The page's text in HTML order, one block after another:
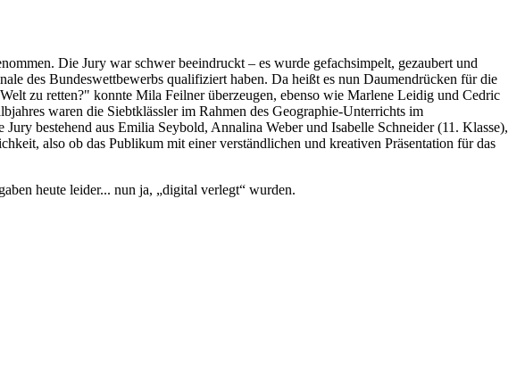
Die Jury war schwer beeindruckt – es wurde gefachsimpelt, gezaubert und
des Bundeswettbewerbs qualifiziert haben. Da heißt es nun Daumendrücken für die
zu retten?" konnte Mila Feilner überzeugen, ebenso wie Marlene Leidig und Cedric
waren die Siebtklässler im Rahmen des Geographie-Unterrichts im
bestehend aus Emilia Seybold, Annalina Weber und Isabelle Schneider (11. Klasse),
also ob das Publikum mit einer verständlichen und kreativen Präsentation für das
heute leider... nun ja, „digital verlegt“ wurden.